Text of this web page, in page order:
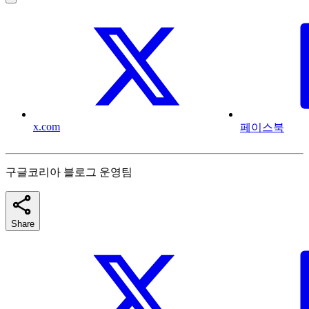
x.com 페이스북
구글코리아 블로그 운영팀
Share